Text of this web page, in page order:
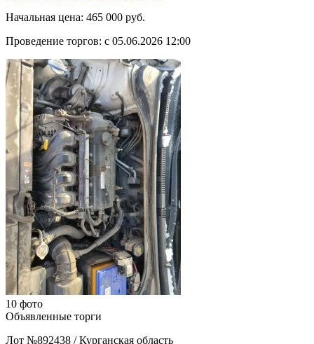
Начальная цена: 465 000 руб.
Проведение торгов: с 05.06.2026 12:00
10 фото
Объявленные торги
Лот №892438 / Курганская область